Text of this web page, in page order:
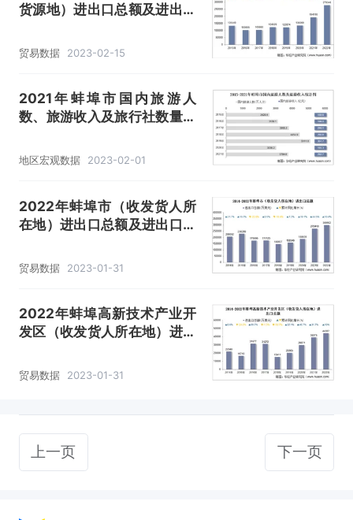
货源地）进出口总额及进出口
贸易数据 2023-02-15
2021年蚌埠市国内旅游人
数、旅游收入及旅行社数量统
地区宏观数据 2023-02-01
2022年蚌埠市（收发货人所
在地）进出口总额及进出口差
贸易数据 2023-01-31
2022年蚌埠高新技术产业开
发区（收发货人所在地）进出
贸易数据 2023-01-31
上一页 下一页